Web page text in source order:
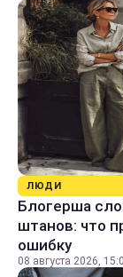
ЛЮДИ
Блогерша
штанов: что
ошибку
08 августа 2026,